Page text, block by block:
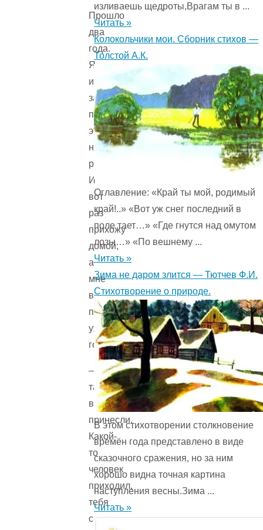
Прошло
два
года.
Я
и
забыл
про
этот
наш
разговор.
И
вот
раз
прихожу
домой,
а
мне
в
прихожей
уж
говорят:
— Тебе
там
волка
принесли.
Какой-
то
человек
приходил,
тебя
спрашивал.
изливаешь щедроты,Врагам ты в ...
Читать »
Колокольчики мои. Сборник стихов —
Толстой А.К.
Оглавление: «Край ты мой, родимый
край!..» «Вот уж снег последний в
поле тает…» «Где гнутся над омутом
лозы…» «По вешнему ...
Читать »
Зима не даром злится — Тютчев Ф.И.
Стихотворение о природе.
В этом стихотворении столкновение
времён года представ­лено в виде
сказочного сражения, но за ним
хорошо видна точная картина
наступления весны.Зима ...
Читать »